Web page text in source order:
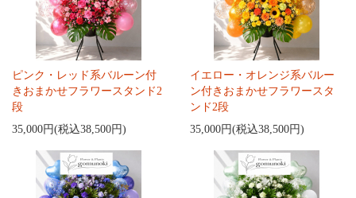
ピンク・レッド系バルーン付
きおまかせフラワースタンド2
段
35,000円(税込38,500円)
イエロー・オレンジ系バルー
ン付きおまかせフラワースタ
ンド2段
35,000円(税込38,500円)